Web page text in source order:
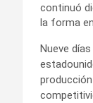
continuó
la forma
Nueve